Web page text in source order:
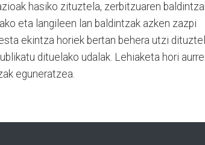
hasiko zituztela, zerbitzuaren
eta langileen lan baldintzak azken zazpi
ekintza horiek bertan behera utzi
dituelako udalak. Lehiaketa hori
eguneratzea.